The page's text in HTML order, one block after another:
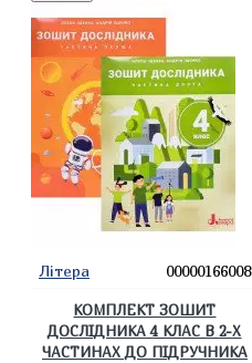
Літера 00000166008
КОМПЛЕКТ ЗОШИТ
ДОСЛІДНИКА 4 КЛАС В 2-Х
ЧАСТИНАХ ДО ПІДРУЧНИКА